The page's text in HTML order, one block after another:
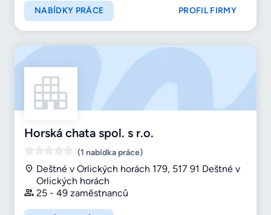
NABÍDKY PRÁCE PROFIL FIRMY
Horská chata spol. s r.o.
(1 nabídka práce)
Deštné v Orlických horách 179, 517 91 Deštné v
Orlických horách
25 - 49 zaměstnanců